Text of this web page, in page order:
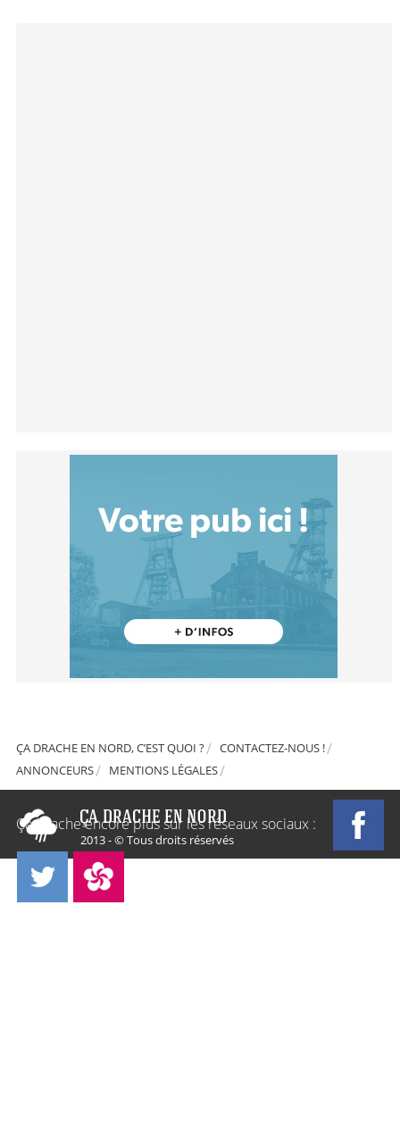
ÇA DRACHE EN NORD, C’EST QUOI ?
CONTACTEZ-NOUS !
ANNONCEURS
MENTIONS LÉGALES
2013 - © Tous droits réservés
Ça Drache encore plus sur les réseaux sociaux :